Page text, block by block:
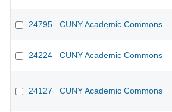
24795 CUNY Academic Commons
24224 CUNY Academic Commons
24127 CUNY Academic Commons